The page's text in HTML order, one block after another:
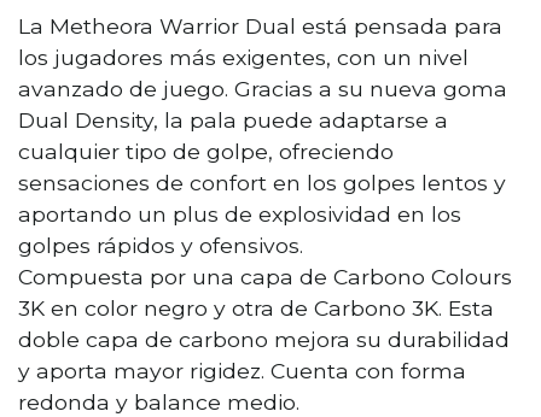
La Metheora Warrior Dual está pensada para
los jugadores más exigentes, con un nivel
avanzado de juego. Gracias a su nueva goma
Dual Density, la pala puede adaptarse a
cualquier tipo de golpe, ofreciendo
sensaciones de confort en los golpes lentos y
aportando un plus de explosividad en los
golpes rápidos y ofensivos.
Compuesta por una capa de Carbono Colours
3K en color negro y otra de Carbono 3K. Esta
doble capa de carbono mejora su durabilidad
y aporta mayor rigidez. Cuenta con forma
redonda y balance medio.